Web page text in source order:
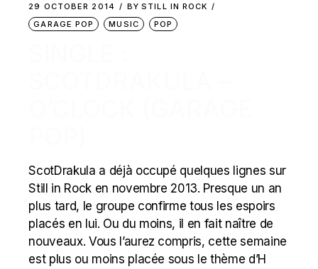
29 OCTOBER 2014 BY STILL IN ROCK
GARAGE POP
MUSIC POP
ScotDrakula a déjà occupé quelques lignes sur
Still in Rock en novembre 2013. Presque un an
plus tard, le groupe confirme tous les espoirs
placés en lui. Ou du moins, il en fait naître de
nouveaux. Vous l’aurez compris, cette semaine
est plus ou moins placée sous le thème d’H